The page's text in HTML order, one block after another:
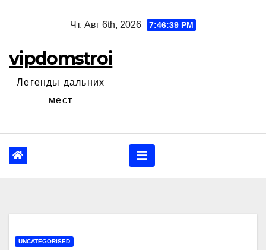
Чт. Авг 6th, 2026 7:46:40 PM
vipdomstroi
Легенды дальних
мест
UNCATEGORISED